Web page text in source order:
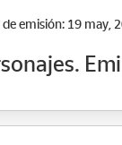
de emisión: 19 may,